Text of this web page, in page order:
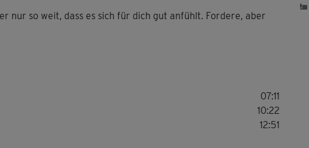
nur so weit, dass es sich für dich gut anfühlt. Fordere, aber
07:11
10:22
12:51